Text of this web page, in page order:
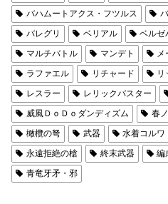
バハムートアクス・フツルス
バレグリ
ベリアル ベルゼ
マルチバトル
マンデト メ
ラファエル
リチャード リ
レスラー
レリックバスター
威風ＤｏＤｏダンディズム
春
橄欖の弩
武器 水着コルワ
永遠拒絶の槍
終末武器 編
青竜牙矛・邪